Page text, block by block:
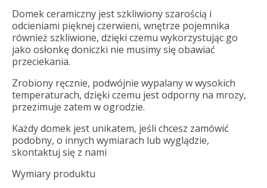
Domek ceramiczny jest szkliwiony szarością i
odcieniami pięknej czerwieni, wnętrze pojemnika
również szkliwione, dzięki czemu wykorzystując go
jako osłonkę doniczki nie musimy się obawiać
przeciekania.
Zrobiony ręcznie, podwójnie wypalany w wysokich
temperaturach, dzięki czemu jest odporny na mrozy,
przezimuje zatem w ogrodzie.
Każdy domek jest unikatem, jeśli chcesz zamówić
podobny, o innych wymiarach lub wyglądzie,
skontaktuj się z nami
Wymiary produktu